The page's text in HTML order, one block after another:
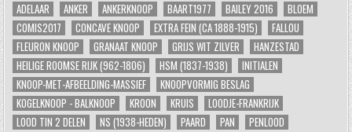
ADELAAR ANKER ANKERKNOOP BAART1977 BAILEY 2016
BLOEM
COMIS2017
CONCAVE KNOOP EXTRA FEIN (CA 1888-1915)
FALLOU
FLEURON KNOOP
GRANAAT KNOOP GRIJS WIT ZILVER
HANZESTAD
HEILIGE ROOMSE RIJK (962-1806)
HSM (1837-1938)
INITIALEN
KNOOP-MET-AFBEELDING-MASSIEF
KNOOPVORMIG BESLAG
KOGELKNOOP - BALKNOOP
KROON KRUIS
LOODJE-FRANKRIJK
LOOD TIN 2 DELEN
NS (1938-HEDEN) PAARD PAN
PENLOOD